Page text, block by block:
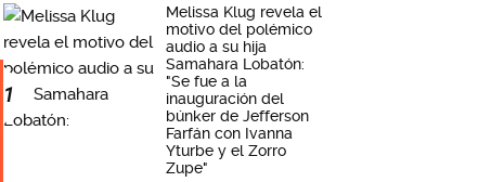
1
Melissa Klug revela el
motivo del polémico
audio a su hija
Samahara Lobatón:
"Se fue a la
inauguración del
búnker de Jefferson
Farfán con Ivanna
Yturbe y el Zorro
Zupe"